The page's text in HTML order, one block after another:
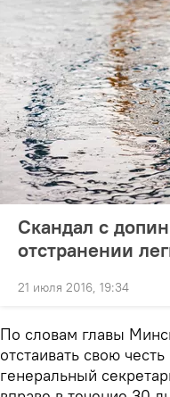
Скандал с
отстранении
21 июля 2016, 19:34
По словам главы
отстаивать свою
генеральный